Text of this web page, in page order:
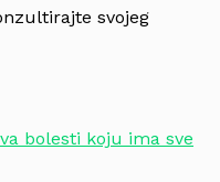
svojeg
bolesti koju ima sve